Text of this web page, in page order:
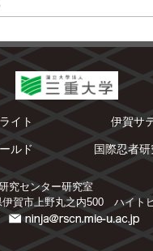
イト 伊賀サ
ルド 国際忍者
究センター研究室
伊賀市上野丸之内500 ハイト